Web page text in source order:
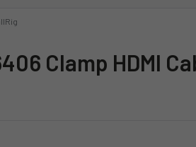
Clamp HDMI